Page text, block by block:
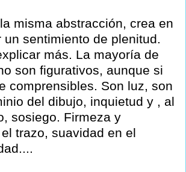
misma abstracción, crea en
un sentimiento de plenitud.
más. La mayoría de
son figurativos, aunque si
comprensibles. Son luz, son
del dibujo, inquietud y , al
sosiego. Firmeza y
trazo, suavidad en el